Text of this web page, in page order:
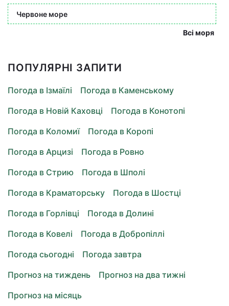
Червоне море
Всі моря
ПОПУЛЯРНІ ЗАПИТИ
Погода в Ізмаїлі
Погода в Каменському
Погода в Новій Каховці
Погода в Конотопі
Погода в Коломиї
Погода в Коропі
Погода в Арцизі
Погода в Ровно
Погода в Стрию
Погода в Шполі
Погода в Краматорську
Погода в Шостці
Погода в Горлівці
Погода в Долині
Погода в Ковелі
Погода в Добропіллі
Погода сьогодні
Погода завтра
Прогноз на тиждень
Прогноз на два тижні
Прогноз на місяць